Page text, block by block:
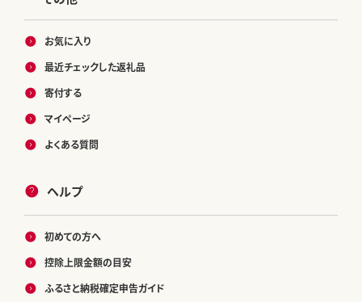
お気に入り
最近チェックした返礼品
寄付する
マイページ
よくある質問
ヘルプ
初めての方へ
控除上限金額の目安
ふるさと納税確定申告ガイド